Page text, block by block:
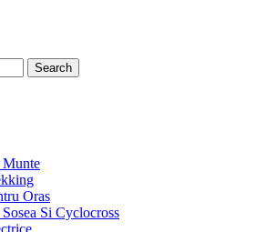
Search
Oras
Si Cyclocross